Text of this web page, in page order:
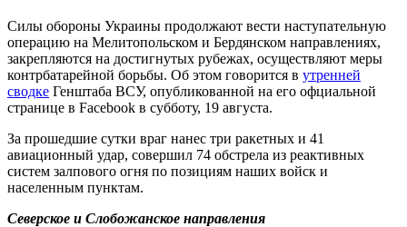
Силы обороны Украины продолжают вести наступательную
операцию на Мелитопольском и Бердянском направлениях,
закрепляются на достигнутых рубежах, осуществляют меры
контрбатарейной борьбы. Об этом говорится в утренней
сводке Генштаба ВСУ, опубликованной на его офциальной
странице в Facebook в субботу, 19 августа.
За прошедшие сутки враг нанес три ракетных и 41
авиационный удар, совершил 74 обстрела из реактивных
систем залпового огня по позициям наших войск и
населенным пунктам.
Северское и Слобожанское направления